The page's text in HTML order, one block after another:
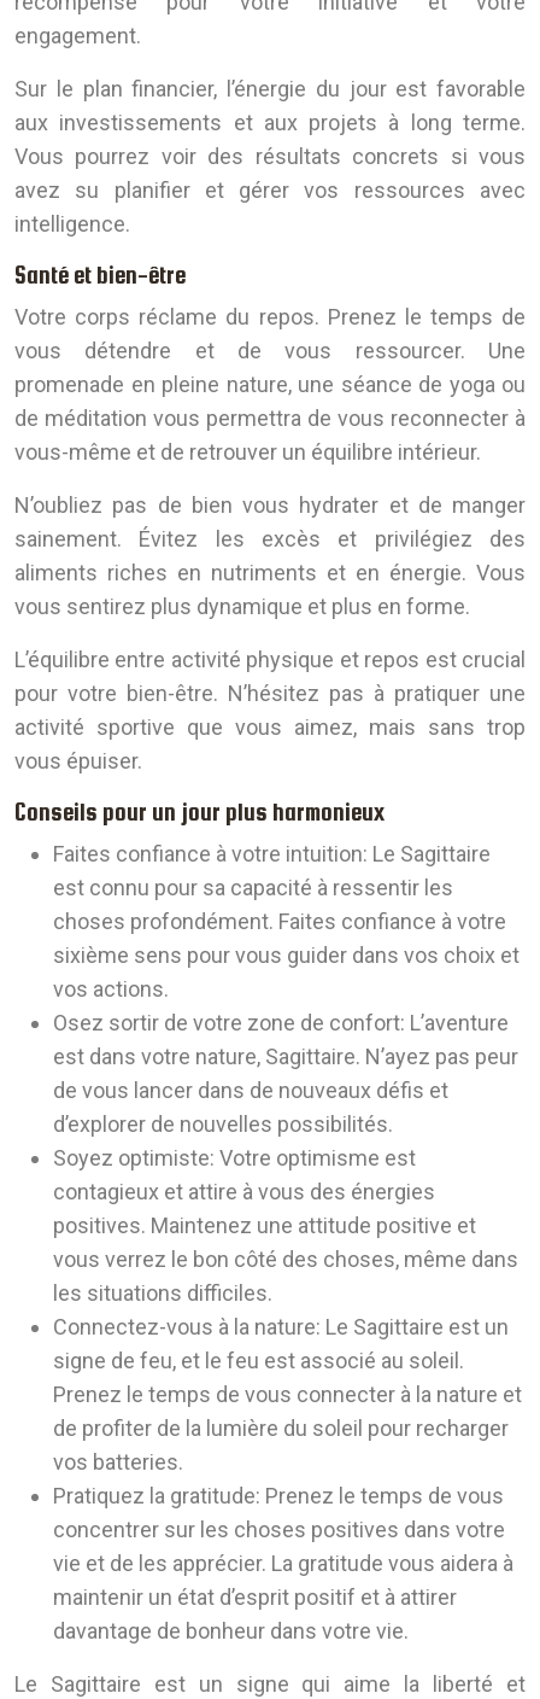
engagement.
Sur le plan financier, l’énergie du jour est favorable
aux investissements et aux projets à long terme.
Vous pourrez voir des résultats concrets si vous
avez su planifier et gérer vos ressources avec
intelligence.
Santé et bien-être
Votre corps réclame du repos. Prenez le temps de
vous détendre et de vous ressourcer. Une
promenade en pleine nature, une séance de yoga ou
de méditation vous permettra de vous reconnecter à
vous-même et de retrouver un équilibre intérieur.
N’oubliez pas de bien vous hydrater et de manger
sainement. Évitez les excès et privilégiez des
aliments riches en nutriments et en énergie. Vous
vous sentirez plus dynamique et plus en forme.
L’équilibre entre activité physique et repos est crucial
pour votre bien-être. N’hésitez pas à pratiquer une
activité sportive que vous aimez, mais sans trop
vous épuiser.
Conseils pour un jour plus harmonieux
Faites confiance à votre intuition: Le Sagittaire
est connu pour sa capacité à ressentir les
choses profondément. Faites confiance à votre
sixième sens pour vous guider dans vos choix et
vos actions.
Osez sortir de votre zone de confort: L’aventure
est dans votre nature, Sagittaire. N’ayez pas peur
de vous lancer dans de nouveaux défis et
d’explorer de nouvelles possibilités.
Soyez optimiste: Votre optimisme est
contagieux et attire à vous des énergies
positives. Maintenez une attitude positive et
vous verrez le bon côté des choses, même dans
les situations difficiles.
Connectez-vous à la nature: Le Sagittaire est un
signe de feu, et le feu est associé au soleil.
Prenez le temps de vous connecter à la nature et
de profiter de la lumière du soleil pour recharger
vos batteries.
Pratiquez la gratitude: Prenez le temps de vous
concentrer sur les choses positives dans votre
vie et de les apprécier. La gratitude vous aidera à
maintenir un état d’esprit positif et à attirer
davantage de bonheur dans votre vie.
Le Sagittaire est un signe qui aime la liberté et